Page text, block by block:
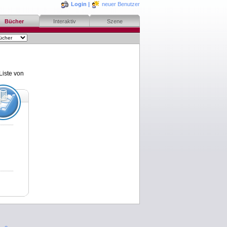
Login | neuer Benutzer
Bücher Interaktiv Szene
von